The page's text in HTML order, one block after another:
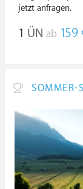
jetzt anfragen.
1 ÜN ab 159
SOMMER-